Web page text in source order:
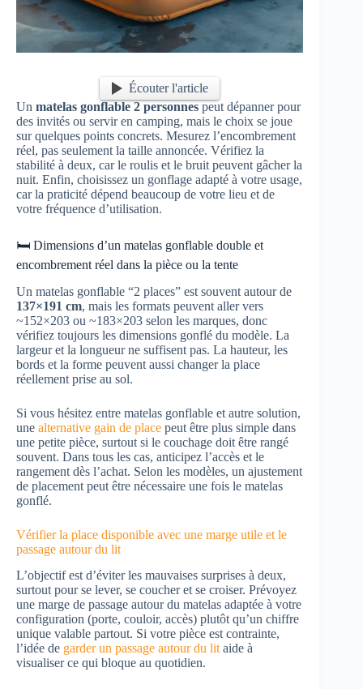
Écouter l'article
Un matelas gonflable 2 personnes peut dépanner pour
des invités ou servir en camping, mais le choix se joue
sur quelques points concrets. Mesurez l’encombrement
réel, pas seulement la taille annoncée. Vérifiez la
stabilité à deux, car le roulis et le bruit peuvent gâcher la
nuit. Enfin, choisissez un gonflage adapté à votre usage,
car la praticité dépend beaucoup de votre lieu et de
votre fréquence d’utilisation.
🛏️ Dimensions d’un matelas gonflable double et
encombrement réel dans la pièce ou la tente
Un matelas gonflable “2 places” est souvent autour de
137×191 cm, mais les formats peuvent aller vers
~152×203 ou ~183×203 selon les marques, donc
vérifiez toujours les dimensions gonflé du modèle. La
largeur et la longueur ne suffisent pas. La hauteur, les
bords et la forme peuvent aussi changer la place
réellement prise au sol.
Si vous hésitez entre matelas gonflable et autre solution,
une alternative gain de place peut être plus simple dans
une petite pièce, surtout si le couchage doit être rangé
souvent. Dans tous les cas, anticipez l’accès et le
rangement dès l’achat. Selon les modèles, un ajustement
de placement peut être nécessaire une fois le matelas
gonflé.
Vérifier la place disponible avec une marge utile et le
passage autour du lit
L’objectif est d’éviter les mauvaises surprises à deux,
surtout pour se lever, se coucher et se croiser. Prévoyez
une marge de passage autour du matelas adaptée à votre
configuration (porte, couloir, accès) plutôt qu’un chiffre
unique valable partout. Si votre pièce est contrainte,
l’idée de garder un passage autour du litaide à
visualiser ce qui bloque au quotidien.